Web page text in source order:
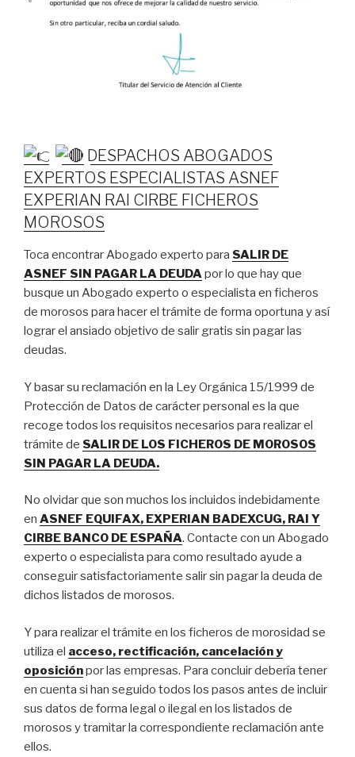
DESPACHOS ABOGADOS
EXPERTOS ESPECIALISTAS ASNEF
EXPERIAN RAI CIRBE FICHEROS
MOROSOS
Toca encontrar Abogado experto para SALIR DE
ASNEF SIN PAGAR LA DEUDApor lo que hay que
busque un Abogado experto o especialista en ficheros
de morosos para hacer el trámite de forma oportuna y así
lograr el ansiado objetivo de salir gratis sin pagar las
deudas.
Y basar su reclamación en la Ley Orgánica 15/1999 de
Protección de Datos de carácter personal es la que
recoge todos los requisitos necesarios para realizar el
trámite de SALIR DE LOS FICHEROS DE MOROSOS
SIN PAGAR LA DEUDA.
No olvidar que son muchos los incluidos indebidamente
en ASNEF EQUIFAX, EXPERIAN BADEXCUG, RAI Y
CIRBE BANCO DE ESPAÑA. Contacte con un Abogado
experto o especialista para como resultado ayude a
conseguir satisfactoriamente salir sin pagar la deuda de
dichos listados de morosos.
Y para realizar el trámite en los ficheros de morosidad se
utiliza el acceso, rectificación, cancelación y
oposiciónpor las empresas. Para concluir debería tener
en cuenta si han seguido todos los pasos antes de incluir
sus datos de forma legal o ilegal en los listados de
morosos y tramitar la correspondiente reclamación ante
ellos.